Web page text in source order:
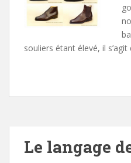
souliers étant élevé, il s’agit
Le langage